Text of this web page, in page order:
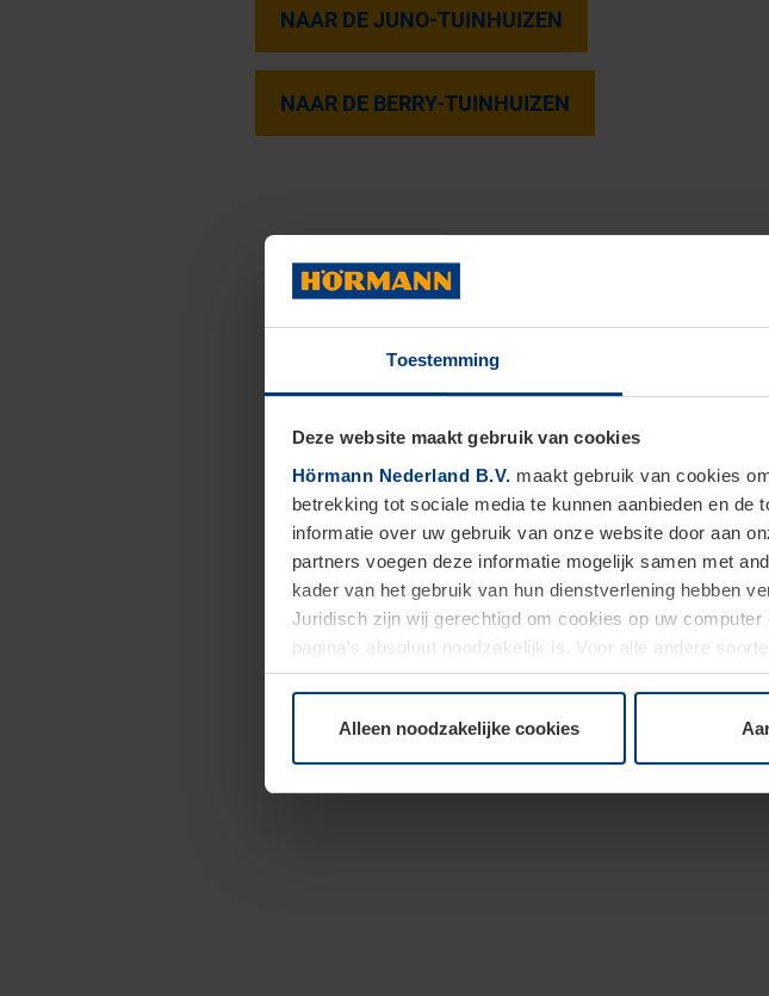
Toestemming
Deze website maakt gebruik van cookies
Hörmann Nederland B.V. maakt gebruik van cookies
betrekking tot sociale media te kunnen aanbieden en
informatie over uw gebruik van onze website door aan
partners voegen deze informatie mogelijk samen met
kader van het gebruik van hun dienstverlening hebben
Juridisch zijn wij gerechtigd om cookies op uw
pagina's absoluut noodzakelijk is. Voor alle andere
elk moment bij de uitleg van de cookies op pagina
Alleen noodzakelijke cookies
NAAR DE JUNO-TUINHUIZEN
NAAR DE BERRY-TUINHUIZEN